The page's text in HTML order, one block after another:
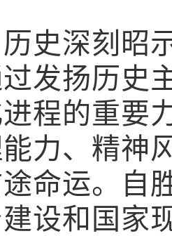
深刻昭示
发扬历史
程的重要
力、精神
命运。自
建设和国家